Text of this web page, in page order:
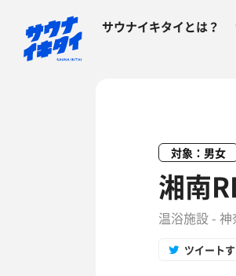
サウナイキタイとは？
対象：男女
湘南
温浴施設 -
ツイート